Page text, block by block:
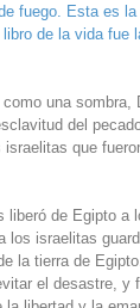
fuego. Esta es
de la vida fue
una sombra,
del
que
de Egipto a
los israelitas
la tierra de
el desastre, y